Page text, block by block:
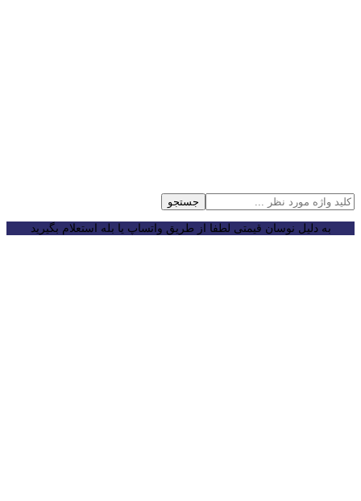
جستجو
به دلیل نوسان قیمتی لطفا از طریق واتساپ یا بله استعلام بگیرید